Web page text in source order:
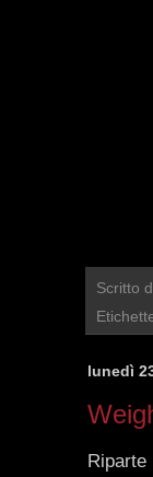
Scritto
lunedì
Riparte